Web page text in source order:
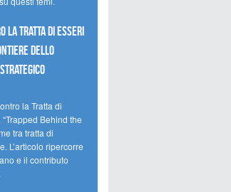
LA TRATTA DI ESSERI
DELLO
la Tratta di
Behind the
tra tratta di
L’articolo ripercorre
e il contributo